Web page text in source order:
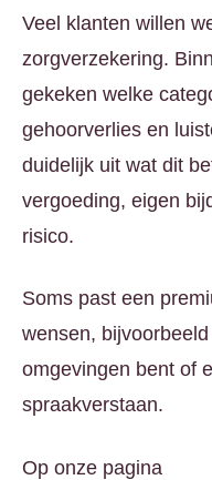
Veel klanten willen
zorgverzekering.
gekeken welke
gehoorverlies en
duidelijk uit wat dit
vergoeding, eigen
risico.
Soms past een
wensen,
omgevingen bent of
spraakverstaan.
Op onze pagina